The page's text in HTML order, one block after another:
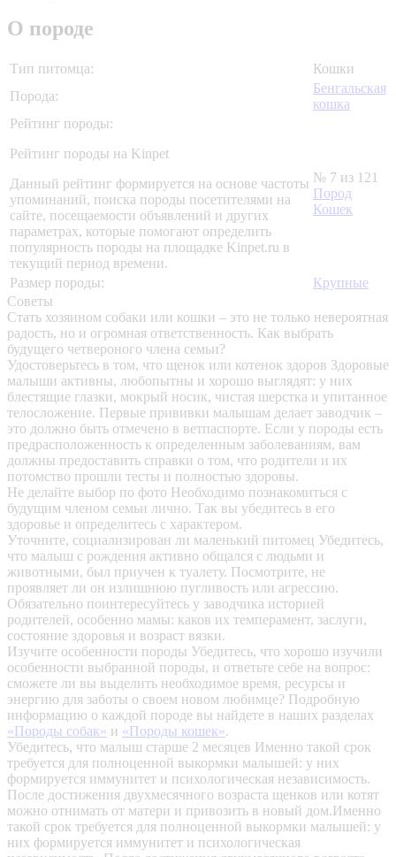
О породе
Тип питомца:
Кошки
Порода:
Бенгальская
кошка
Рейтинг породы:
Рейтинг породы на Kinpet
Данный рейтинг формируется на основе частоты
упоминаний, поиска породы посетителями на
сайте, посещаемости объявлений и других
параметрах, которые помогают определить
популярность породы на площадке Kinpet.ru в
текущий период времени.
№ 7 из 121
Пород
Кошек
Размер породы:
Крупные
Советы
Стать хозяином собаки или кошки – это не только невероятная
радость, но и огромная ответственность. Как выбрать
будущего четвероного члена семьи?
Удостоверьтесь в том, что щенок или котенок здоров Здоровые
малыши активны, любопытны и хорошо выглядят: у них
блестящие глазки, мокрый носик, чистая шерстка и упитанное
телосложение. Первые прививки малышам делает заводчик –
это должно быть отмечено в ветпаспорте. Если у породы есть
предрасположенность к определенным заболеваниям, вам
должны предоставить справки о том, что родители и их
потомство прошли тесты и полностью здоровы.
Не делайте выбор по фото Необходимо познакомиться с
будущим членом семьи лично. Так вы убедитесь в его
здоровье и определитесь с характером.
Уточните, социализирован ли маленький питомец Убедитесь,
что малыш с рождения активно общался с людьми и
животными, был приучен к туалету. Посмотрите, не
проявляет ли он излишнюю пугливость или агрессию.
Обязательно поинтересуйтесь у заводчика историей
родителей, особенно мамы: каков их темперамент, заслуги,
состояние здоровья и возраст вязки.
Изучите особенности породы Убедитесь, что хорошо изучили
особенности выбранной породы, и ответьте себе на вопрос:
сможете ли вы выделить необходимое время, ресурсы и
энергию для заботы о своем новом любимце? Подробную
информацию о каждой породе вы найдете в наших разделах
«Породы собак» и «Породы кошек».
Убедитесь, что малыш старше 2 месяцев Именно такой срок
требуется для полноценной выкормки малышей: у них
формируется иммунитет и психологическая независимость.
После достижения двухмесячного возраста щенков или котят
можно отнимать от матери и привозить в новый дом.Именно
такой срок требуется для полноценной выкормки малышей: у
них формируется иммунитет и психологическая